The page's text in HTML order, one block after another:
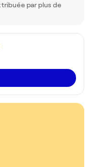
par plus de